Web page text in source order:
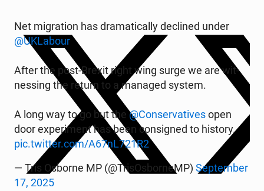
Net mi­gra­tion has dra­ma­ti­cal­ly dec­li­ned under
@UKLa­bo­ur
After the post-Brexit right wing surge we are wit­
nes­sing the return to a managed system.
A long way to go but the@Con­se­rva­ti­vesopen
door expe­ri­ment has been con­si­gned to history.
pic.twitter.com/A67nL721R2
— Tris Osborne MP (@Tri­sOs­bor­neMP) Sep­tem­ber
17, 2025